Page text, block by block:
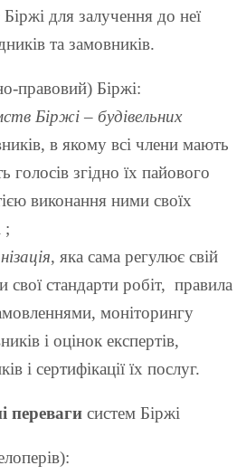
Біржі для залучення до неї
та замовників.
правовий) Біржі:
Біржі – будівельних
в якому всі члени мають
голосів згідно їх пайового
виконання ними своїх
;
, яка сама регулює свій
стандарти робіт, правила
моніторингу
і оцінок експертів,
і сертифікації їх послуг.
перевагисистем Біржі